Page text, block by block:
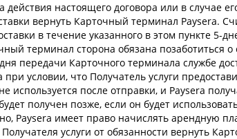
действия настоящего договора или в случае
вернуть Карточный терминал Paysera.
в течение указанного в этом пункте 5-
терминал сторона обязана позаботиться о
передачи Карточного терминала службе
при условии, что Получатель услуги
используется после отправки, и Paysera
получен позже, если он будет
Paysera имеет право начислять арендную
услуги от обязанности вернуть